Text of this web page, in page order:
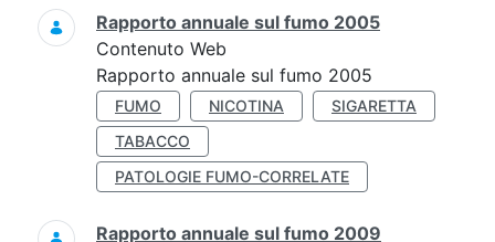
Rapporto annuale sul fumo 2005
Contenuto Web
Rapporto annuale sul fumo 2005
FUMO NICOTINA
SIGARETTA
TABACCO
PATOLOGIE FUMO-CORRELATE
Rapporto annuale sul fumo 2009